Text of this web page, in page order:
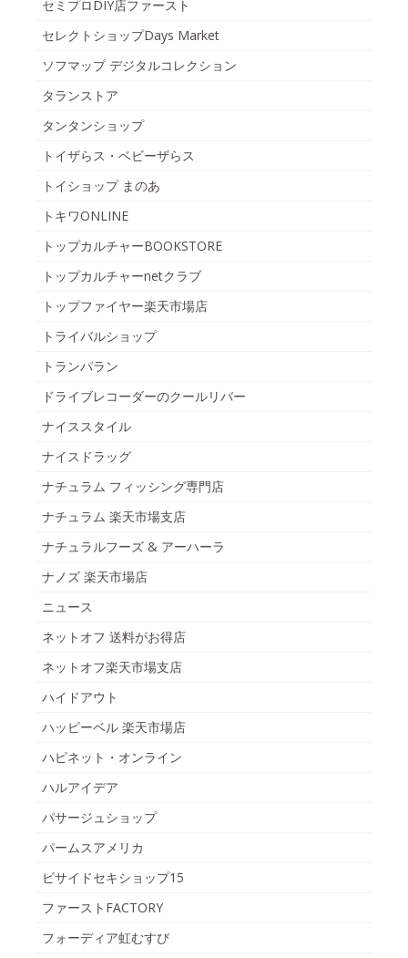
セミプロDIY店ファースト
セレクトショップDays Market
ソフマップ デジタルコレクション
タランストア
タンタンショップ
トイザらス・ベビーザらス
トイショップ まのあ
トキワONLINE
トップカルチャーBOOKSTORE
トップカルチャーnetクラブ
トップファイヤー楽天市場店
トライバルショップ
トランパラン
ドライブレコーダーのクールリバー
ナイススタイル
ナイスドラッグ
ナチュラム フィッシング専門店
ナチュラム 楽天市場支店
ナチュラルフーズ & アーハーラ
ナノズ 楽天市場店
ニュース
ネットオフ 送料がお得店
ネットオフ楽天市場支店
ハイドアウト
ハッピーベル 楽天市場店
ハピネット・オンライン
ハルアイデア
パサージュショップ
パームスアメリカ
ビサイドセキショップ15
ファーストFACTORY
フォーディア虹むすび